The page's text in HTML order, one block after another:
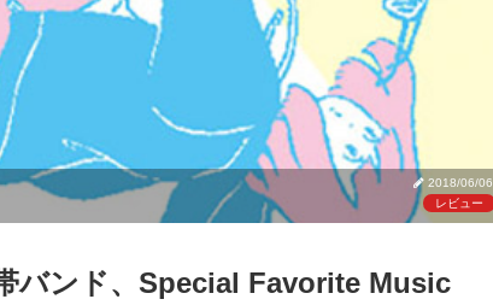
2018/06/06
レビュー
バンド、Special Favorite Music